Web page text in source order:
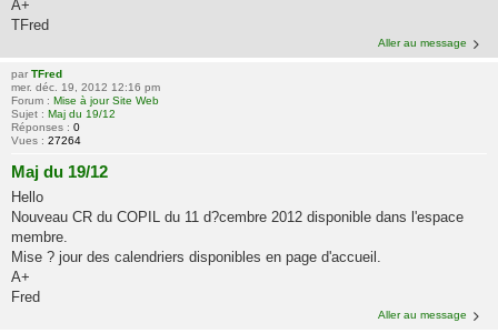
A+
TFred
Aller au message
par TFred
mer. déc. 19, 2012 12:16 pm
Forum : Mise à jour Site Web
Sujet : Maj du 19/12
Réponses : 0
Vues : 27264
Maj du 19/12
Hello
Nouveau CR du COPIL du 11 d?cembre 2012 disponible dans l'espace
membre.
Mise ? jour des calendriers disponibles en page d'accueil.
A+
Fred
Aller au message